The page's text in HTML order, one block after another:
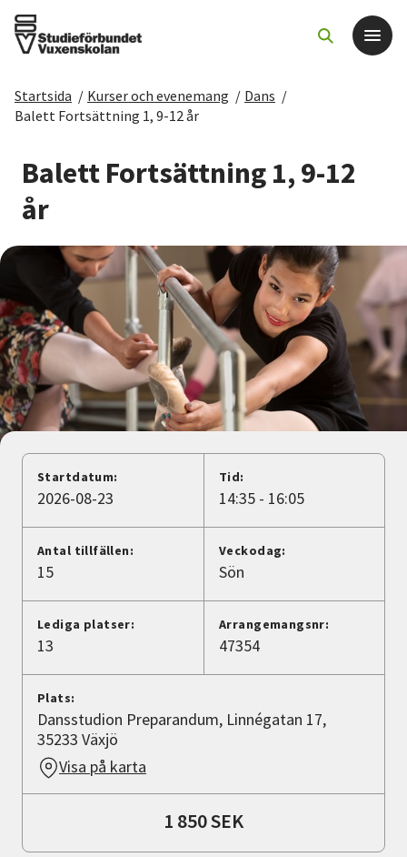
Det här gör vi
För dig som
Sök kurser och evenemang
Starta studiecirkel
Cirkelledare
Nyheter
Avdelningar
Lyssna
Startsida / Kurser och evenemang / Dans /
Balett Fortsättning 1, 9-12 år
Balett Fortsättning 1, 9-12
år
Startdatum:
2026-08-23
Tid:
14:35 - 16:05
Antal tillfällen:
15
Veckodag:
Sön
Lediga platser:
13
Arrangemangsnr:
47354
Plats:
Dansstudion Preparandum, Linnégatan 17,
35233 Växjö
Visa på karta
1 850 SEK